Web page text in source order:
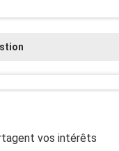
vos intérêts